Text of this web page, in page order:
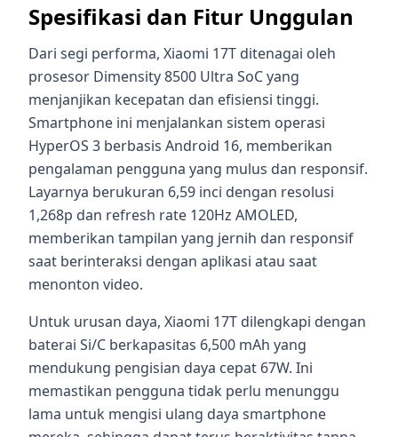
Spesifikasi dan Fitur Unggulan
Dari segi performa, Xiaomi 17T ditenagai oleh
prosesor Dimensity 8500 Ultra SoC yang
menjanjikan kecepatan dan efisiensi tinggi.
Smartphone ini menjalankan sistem operasi
HyperOS 3 berbasis Android 16, memberikan
pengalaman pengguna yang mulus dan responsif.
Layarnya berukuran 6,59 inci dengan resolusi
1,268p dan refresh rate 120Hz AMOLED,
memberikan tampilan yang jernih dan responsif
saat berinteraksi dengan aplikasi atau saat
menonton video.
Untuk urusan daya, Xiaomi 17T dilengkapi dengan
baterai Si/C berkapasitas 6,500 mAh yang
mendukung pengisian daya cepat 67W. Ini
memastikan pengguna tidak perlu menunggu
lama untuk mengisi ulang daya smartphone